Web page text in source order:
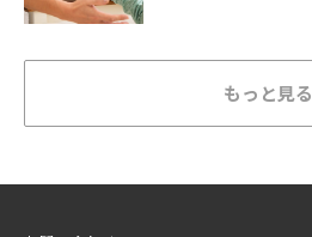
もっと見る